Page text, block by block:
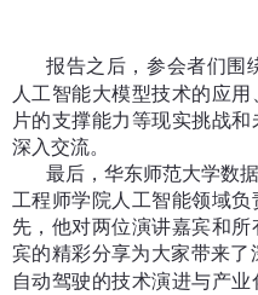
报告之后，参会者们围
人工智能大模型技术的应
片的支撑能力等现实挑战
深入交流。
最后，华东师范大学数
工程师学院人工智能领域
先，他对两位演讲嘉宾和
宾的精彩分享为大家带来了
自动驾驶的技术演进与产业